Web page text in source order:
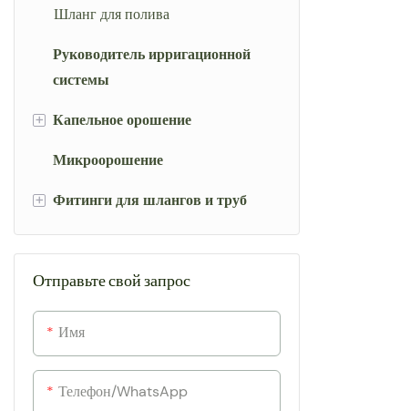
Шланг для полива
Руководитель ирригационной
системы
+ Капельное орошение
Капельная лента
Капельная линия
Капельная трубка
Шланг для распыления
Аксессуары
Стрела Капельница
Микроорошение
+ Фитинги для шлангов и труб
Шланг
Клапан
Отправьте свой запрос
Имя
Телефон/WhatsApp